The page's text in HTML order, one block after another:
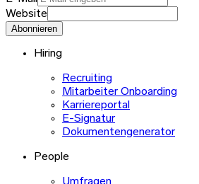
Website
Abonnieren
Hiring
Recruiting
Mitarbeiter Onboarding
Karriereportal
E-Signatur
Dokumentengenerator
People
Umfragen